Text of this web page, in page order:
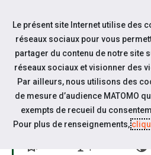
Aller au contenu
FORUM EMPLOI
FORMATION 2026
bookmarks nest_cam_indoor public
Le présent site Internet utilise des
réseaux sociaux pour vous
partager du contenu de notre site
réseaux sociaux et visionner des
Par ailleurs, nous utilisons des
de mesure d’audience MATOMO
exempts de recueil du
Pour plus de renseignements,